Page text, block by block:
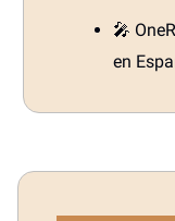
🎤
en